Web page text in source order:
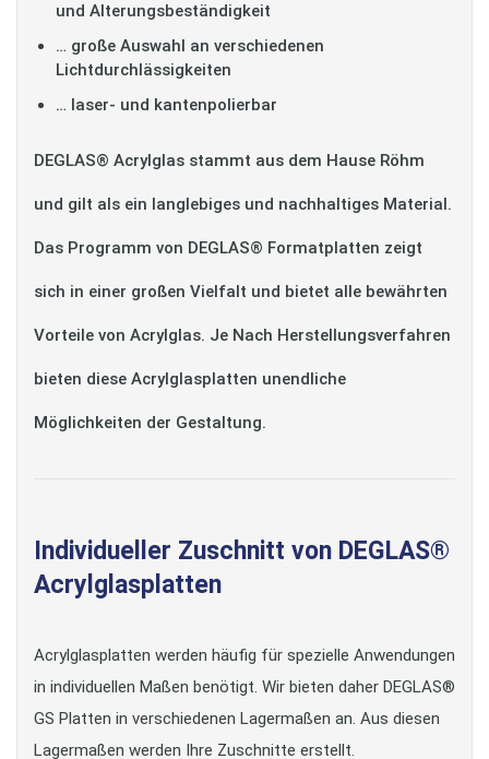
und Alterungsbeständigkeit
… große Auswahl an verschiedenen
Lichtdurchlässigkeiten
… laser- und kantenpolierbar
DEGLAS® Acrylglas stammt aus dem Hause Röhm
und gilt als ein langlebiges und nachhaltiges Material.
Das Programm von DEGLAS® Formatplatten zeigt
sich in einer großen Vielfalt und bietet alle bewährten
Vorteile von Acrylglas. Je Nach Herstellungsverfahren
bieten diese Acrylglasplatten unendliche
Möglichkeiten der Gestaltung.
Individueller Zuschnitt von DEGLAS®
Acrylglasplatten
Acrylglasplatten werden häufig für spezielle Anwendungen
in individuellen Maßen benötigt. Wir bieten daher DEGLAS®
GS Platten in verschiedenen Lagermaßen an. Aus diesen
Lagermaßen werden Ihre Zuschnitte erstellt.